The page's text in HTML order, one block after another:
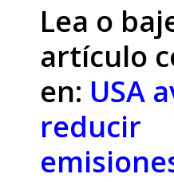
Lea o
artículo
en: USA
reducir